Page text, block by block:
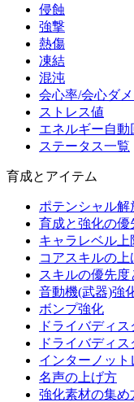
侵蝕
強撃
熱傷
凍結
混沌
会心率/会心ダ
ストレス値
エネルギー自
ステータス一覧
育成とアイテム
ポテンシャル解
育成と強化の優
キャラレベル上
コアスキルの上
スキルの優先度
音動機(武器)強
ボンプ強化
ドライバディ
ドライバディス
インターノッ
名声の上げ方
強化素材の集め